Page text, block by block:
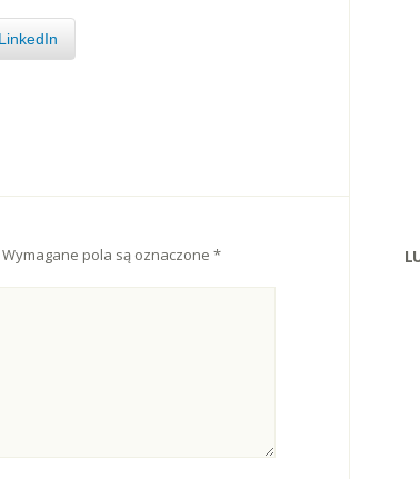
LinkedIn
Wymagane pola są oznaczone *